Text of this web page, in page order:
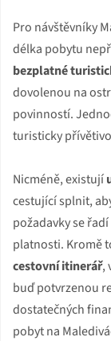
Pro návštěvníky
délka pobytu
bezplatné
dovolenou na
povinností.
turisticky
Nicméně, existují
cestující splnit,
požadavky se
platnosti. Kromě
cestovní itinerář,
buď potvrzenou
dostatečných
pobyt na